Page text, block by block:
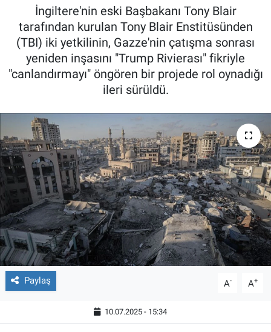
İngiltere'nin eski Başbakanı Tony Blair
tarafından kurulan Tony Blair Enstitüsünden
(TBI) iki yetkilinin, Gazze'nin çatışma sonrası
yeniden inşasını "Trump Rivierası" fikriyle
"canlandırmayı" öngören bir projede rol oynadığı
ileri sürüldü.
Paylaş A- A+
10.07.2025 - 15:34